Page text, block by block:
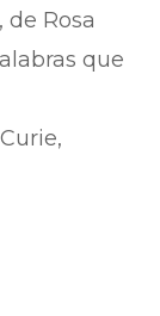
Rosa
que